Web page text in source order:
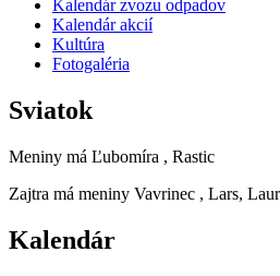
Kalendár zvozu odpadov
Kalendár akcií
Kultúra
Fotogaléria
Sviatok
Meniny má Ľubomíra , Rastic
Zajtra má meniny Vavrinec , Lars,
Kalendár